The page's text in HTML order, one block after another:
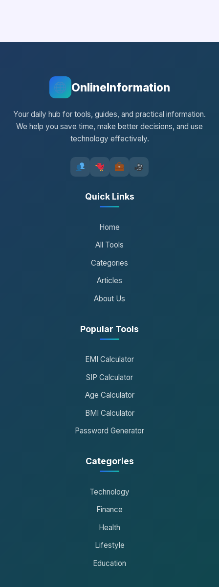
OnlineInformation
Your daily hub for tools, guides, and practical information.
We help you save time, make better decisions, and use
technology effectively.
Quick Links
Home
All Tools
Categories
Articles
About Us
Popular Tools
EMI Calculator
SIP Calculator
Age Calculator
BMI Calculator
Password Generator
Categories
Technology
Finance
Health
Lifestyle
Education